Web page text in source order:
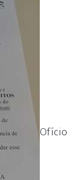
Ofício